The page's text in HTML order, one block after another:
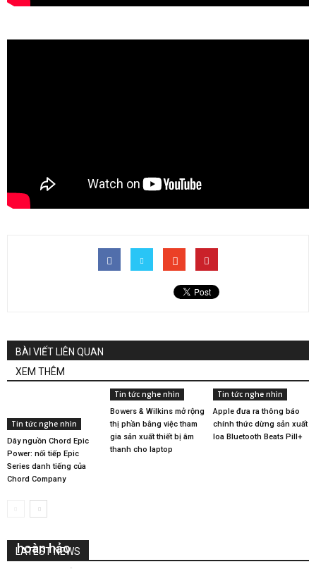
BÀI VIẾT LIÊN QUAN
XEM THÊM
Tin tức nghe nhìn
Dây nguồn Chord Epic
Power: nối tiếp Epic
Series danh tiếng của
Chord Company
Tin tức nghe nhìn
Bowers & Wilkins mở rộng
thị phần bằng việc tham
gia sản xuất thiết bị âm
thanh cho laptop
Tin tức nghe nhìn
Apple đưa ra thông báo
chính thức dừng sản xuất
loa Bluetooth Beats Pill+
LATEST NEWS
hoàn hảo
-